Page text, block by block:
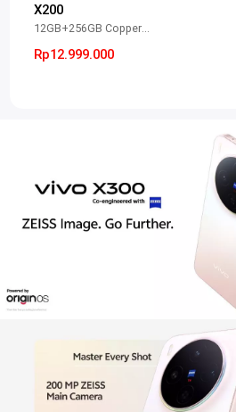
X200
12GB+256GB Copper Green
Rp12.999.000